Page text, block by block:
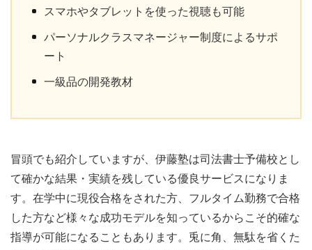
スマホやタブレットを使った視聴も可能
パーソナルクラスマネージャー制度によるサポ
ート
一級品の開発教材
冒頭でも紹介していますが、伊藤塾は司法書士予備校とし
て確かな結果・実績を残している優良サービスになりま
す。在学中に現役合格をされた方、フルタイム勤務で合格
した方など様々な成功モデルを知っているからこそ的確な
指導が可能になることもあります。兎に角、無駄を省くた